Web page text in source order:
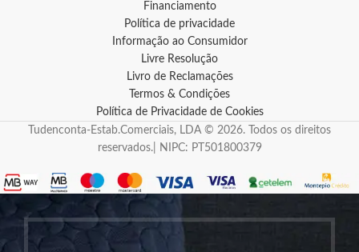
Financiamento
Política de privacidade
Informação ao Consumidor
Livre Resolução
Livro de Reclamações
Termos & Condições
Política de Privacidade de Cookies
Tudenconta-Estab.Comerciais, LDA © 2026. Todos os direitos
reservados.| NIPC: PT501800379